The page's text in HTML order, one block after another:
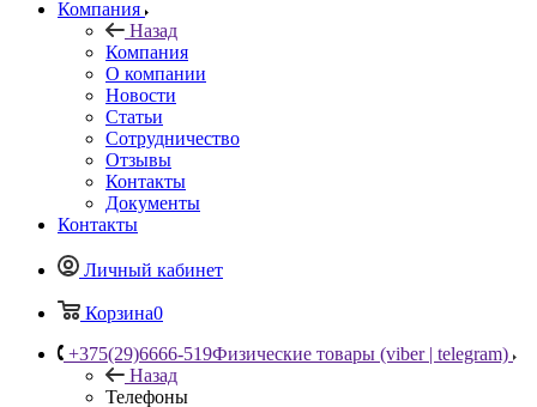
Компания
Назад
Компания
О компании
Новости
Статьи
Сотрудничество
Отзывы
Контакты
Документы
Контакты
Личный кабинет
Корзина0
+375(29)6666-519Физические товары (viber | telegram)
Назад
Телефоны